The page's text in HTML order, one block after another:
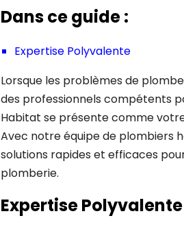
Dans ce guide :
Expertise Polyvalente
Lorsque les problèmes de
des professionnels compétents
Habitat se présente comme
Avec notre équipe de plombiers
solutions rapides et efficaces
plomberie.
Expertise Polyvalente